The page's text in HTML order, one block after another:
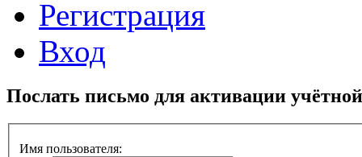
Регистрация
Вход
Послать письмо для активации
Имя пользователя: